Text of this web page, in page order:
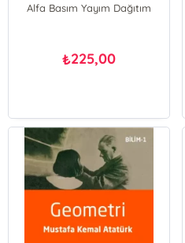
Alfa Basım Yayım Dağıtım
₺225,00